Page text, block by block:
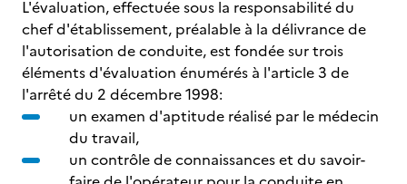
L'évaluation, effectuée sous la responsabilité du
chef d'établissement, préalable à la délivrance de
l'autorisation de conduite, est fondée sur trois
éléments d'évaluation énumérés à l'article 3 de
l'arrêté du 2 décembre 1998:
un examen d'aptitude réalisé par le médecin
du travail,
un contrôle de connaissances et du savoir-